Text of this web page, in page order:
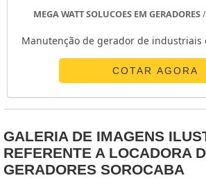
MEGA WATT SOLUCOES EM GERADORES/
Manutenção de gerador de industriais
COTAR AGORA
GALERIA DE IMAGENS
REFERENTE A LOCADORA
GERADORES SOROCABA